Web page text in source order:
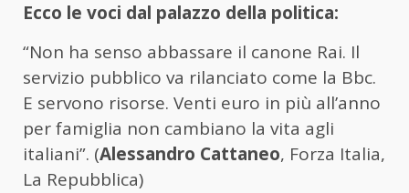
Ecco le voci dal palazzo della politica:
“Non ha senso abbassare il canone Rai. Il
servizio pubblico va rilanciato come la Bbc.
E servono risorse. Venti euro in più all’anno
per famiglia non cambiano la vita agli
italiani”. (Alessandro Cattaneo, Forza Italia,
La Repubblica)